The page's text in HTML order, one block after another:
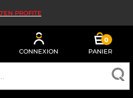
J'EN PROFITE
CONNEXION
0
PANIER
HOMME